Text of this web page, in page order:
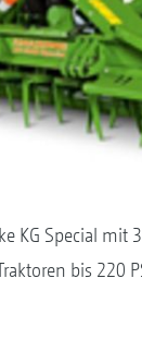
KG Special mit
bis 220